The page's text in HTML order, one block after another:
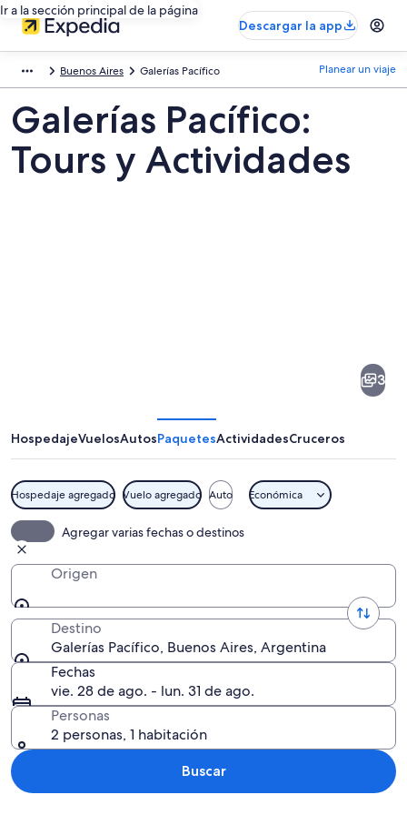
Ir a la sección principal de la página
Descargar la app
Buenos Aires Galerías Pacífico Planear un viaje
Galerías Pacífico:
Tours y Actividades
3
HospedajeVuelosAutosPaquetesActividadesCruceros
Hospedaje agregado Vuelo agregado Auto Económica
Agregar varias fechas o destinos
Origen
Destino
Galerías Pacífico, Buenos Aires, Argentina
Fechas
vie. 28 de ago. - lun. 31 de ago.
Personas
2 personas, 1 habitación
Buscar